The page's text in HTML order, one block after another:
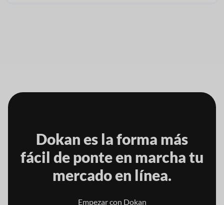
Dokan es la forma más
fácil deponte en marcha tu
mercado en línea.
Empezar con Dokan